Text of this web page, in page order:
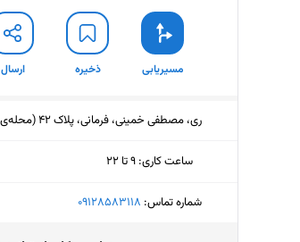
مسیریابی ذخیره ارسال
ری، مصطفی خمینی، فرمانی، پلاک 42 (محله‌ی علایین)
ساعت کاری: ۹ تا ۲۲
دوشنبه (امروز)
شماره تماس: ‎09128583118